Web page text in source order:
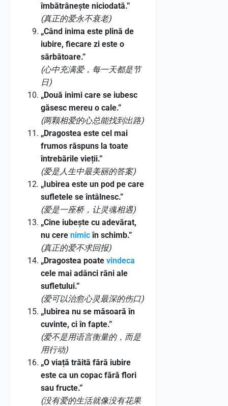
îmbătrânește niciodată.”
(真正的爱永不衰老)
„Când inima este plină de
iubire, fiecare zi este o
sărbătoare.”
(心中充满爱，每一天都是节
日)
„Două inimi care se iubesc
găsesc mereu o cale.”
(两颗相爱的心总能找到出路)
„Dragostea este cel mai
frumos răspuns la toate
întrebările vieții.”
(爱是人生中最美丽的答案)
„Iubirea este un pod pe care
sufletele se întâlnesc.”
(爱是一座桥，让灵魂相遇)
„Cine iubește cu adevărat,
nu cere nimicîn schimb.”
(真正的爱不求回报)
„Dragostea poate vindeca
cele mai adânci răni ale
sufletului.”
(爱可以治愈心灵最深的伤口)
„Iubirea nu se măsoară în
cuvinte, ci în fapte.”
(爱不是用语言衡量的，而是
用行动)
„O viață trăită fără iubire
este ca un copac fără flori
sau fructe.”
(没有爱的生活就像没有花果